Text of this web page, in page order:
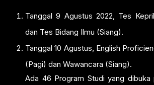
Tanggal 9 Agustus 2022, Tes
dan Tes Bidang Ilmu (Siang).
Tanggal 10 Agustus, English
(Pagi) dan Wawancara (Siang).
Ada 46 Program Studi yang dibuka